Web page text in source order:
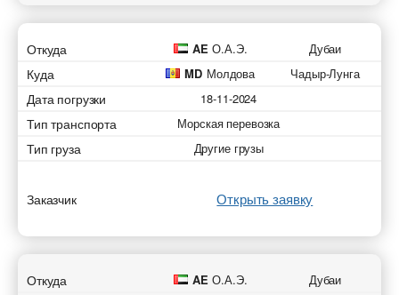
Откуда AE О.А.Э. Дубаи
Куда MD Молдова Чадыр-Лунга
Дата погрузки 18-11-2024
Тип транспорта Морская перевозка
Тип груза Другие грузы
Заказчик Открыть заявку
Откуда AE О.А.Э. Дубаи